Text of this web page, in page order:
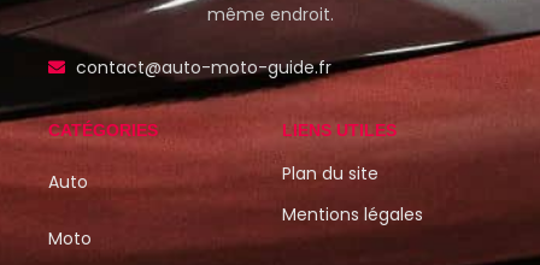
même endroit.
contact@auto-moto-guide.fr
CATÉGORIES
Auto
Moto
LIENS UTILES
Plan du site
Mentions légales